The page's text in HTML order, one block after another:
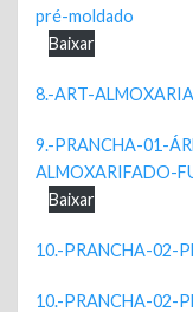
pré-moldado
Baixar
8.-ART-
9.-PRANCHA-01-
ALMOXARIFADO-
Baixar
10.-PRANCHA-02-
10.-PRANCHA-02-